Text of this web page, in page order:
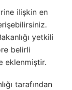
ilişkin en
yetkili
belirli
eklenmiştir.
tarafından